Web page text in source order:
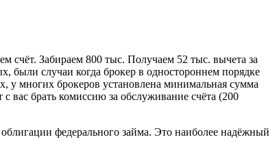
счёт. Забираем 800 тыс. Получаем 52 тыс. вычета за
были случаи когда брокер в одностороннем порядке
у многих брокеров установлена минимальная сумма
вас брать комиссию за обслуживание счёта (200
федерального займа. Это наиболее надёжный